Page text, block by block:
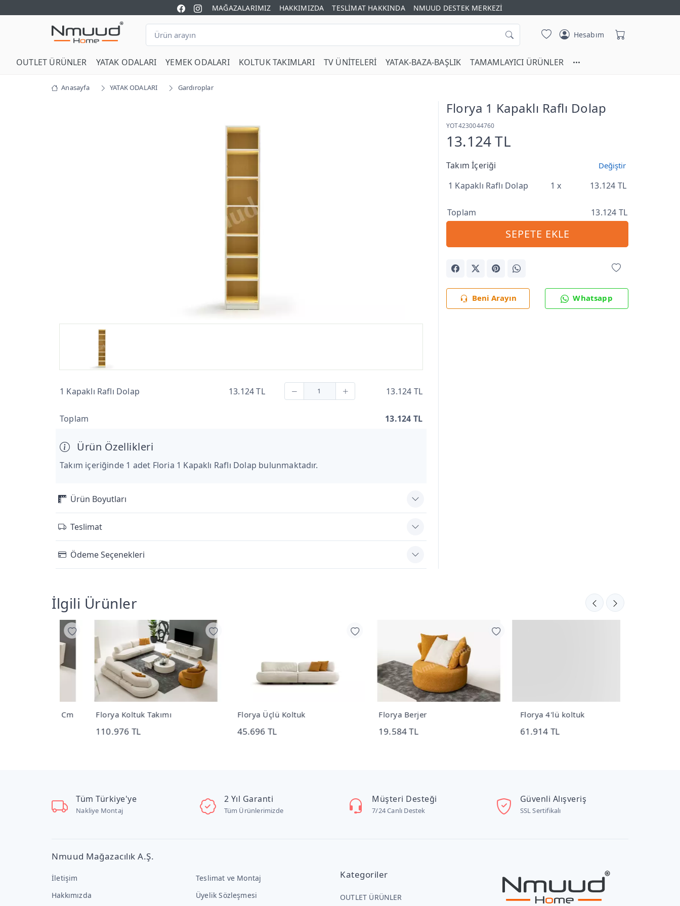
MAĞAZALARIMIZ HAKKIMIZDA TESLİMAT HAKKINDA NMUUD DESTEK MERKEZİ
Hesabım
OUTLET ÜRÜNLER YATAK ODALARI YEMEK ODALARI KOLTUK TAKIMLARI TV ÜNİTELERİ YATAK-BAZA-BAŞLIK TAMAMLAYICI ÜRÜNLER
Anasayfa YATAK ODALARI Gardıroplar
Florya 1 Kapaklı Raflı Dolap
YOT4230044760
13.124 TL
Takım İçeriği Değiştir
1 Kapaklı Raflı Dolap 1 x 13.124 TL
Toplam 13.124 TL
SEPETE EKLE
Beni Arayın Whatsapp
1 Kapaklı Raflı Dolap 13.124 TL 13.124 TL
Toplam 13.124 TL
Ürün Özellikleri
Takım içeriğinde 1 adet Floria 1 Kapaklı Raflı Dolap bulunmaktadır.
Ürün Boyutları
Teslimat
Ödeme Seçenekleri
İlgili Ürünler
Florya Koltuk Takımı
110.976 TL
Florya Üçlü Koltuk
45.696 TL
Florya Berjer
19.584 TL
Florya 4'lü koltuk
61.914 TL
Tüm Türkiye'ye
Nakliye Montaj
2 Yıl Garanti
Tüm Ürünlerimizde
Müşteri Desteği
7/24 Canlı Destek
Güvenli Alışveriş
SSL Sertifikalı
Nmuud Mağazacılık A.Ş.
İletişim
Hakkımızda
Teslimat ve Montaj
Üyelik Sözleşmesi
Kategoriler
OUTLET ÜRÜNLER